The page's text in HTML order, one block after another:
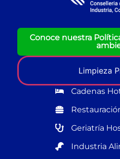
Conoce nuestra
Limpieza
Cadenas
Geriatría
Industria